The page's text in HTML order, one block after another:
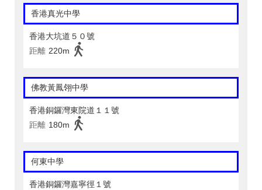
香港真光中學
香港大坑道５０號
距離 220m
佛教黃鳳翎中學
香港銅鑼灣東院道１１號
距離 180m
何東中學
香港銅鑼灣嘉寧徑１號